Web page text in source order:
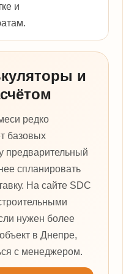
и
и
редко
базовых
предварительный
спланировать
На сайте SDC
нужен более
в Днепре,
с менеджером.